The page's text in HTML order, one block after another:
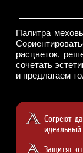
Палитра
расцветок,
сочетать
и предлагаем
Согреют
Защитят